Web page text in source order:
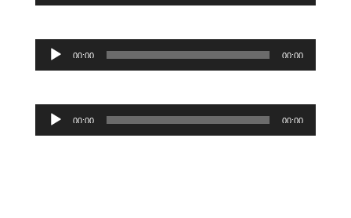
Reproductor
00:00 00:00
Reproductor
00:00 00:00